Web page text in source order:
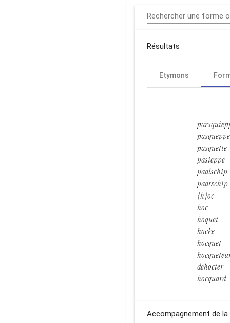
Rechercher une forme
Résultats
Etymons
pasqueppe
pasquette
pasieppe
paalschip
paatschip
{h}oc
hoc
hoquet
hocke
hocquet
déhocter
hocquard
Accompagnement de